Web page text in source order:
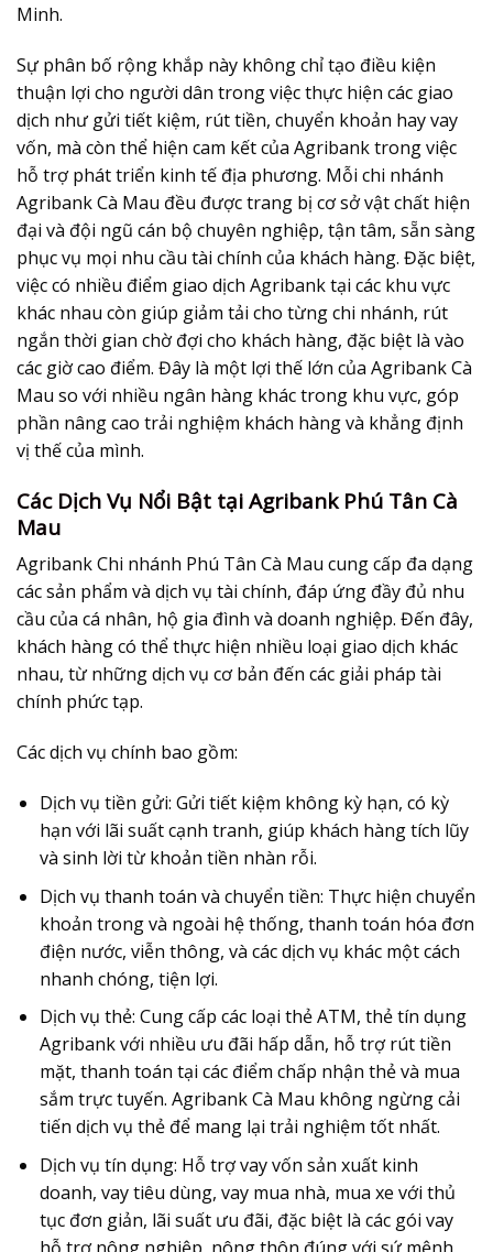
Minh.
Sự phân bố rộng khắp này không chỉ tạo điều kiện
thuận lợi cho người dân trong việc thực hiện các giao
dịch như gửi tiết kiệm, rút tiền, chuyển khoản hay vay
vốn, mà còn thể hiện cam kết của Agribank trong việc
hỗ trợ phát triển kinh tế địa phương. Mỗi chi nhánh
Agribank Cà Mau đều được trang bị cơ sở vật chất hiện
đại và đội ngũ cán bộ chuyên nghiệp, tận tâm, sẵn sàng
phục vụ mọi nhu cầu tài chính của khách hàng. Đặc biệt,
việc có nhiều điểm giao dịch Agribank tại các khu vực
khác nhau còn giúp giảm tải cho từng chi nhánh, rút
ngắn thời gian chờ đợi cho khách hàng, đặc biệt là vào
các giờ cao điểm. Đây là một lợi thế lớn của Agribank Cà
Mau so với nhiều ngân hàng khác trong khu vực, góp
phần nâng cao trải nghiệm khách hàng và khẳng định
vị thế của mình.
Các Dịch Vụ Nổi Bật tại Agribank Phú Tân Cà
Mau
Agribank Chi nhánh Phú Tân Cà Mau cung cấp đa dạng
các sản phẩm và dịch vụ tài chính, đáp ứng đầy đủ nhu
cầu của cá nhân, hộ gia đình và doanh nghiệp. Đến đây,
khách hàng có thể thực hiện nhiều loại giao dịch khác
nhau, từ những dịch vụ cơ bản đến các giải pháp tài
chính phức tạp.
Các dịch vụ chính bao gồm:
Dịch vụ tiền gửi: Gửi tiết kiệm không kỳ hạn, có kỳ
hạn với lãi suất cạnh tranh, giúp khách hàng tích lũy
và sinh lời từ khoản tiền nhàn rỗi.
Dịch vụ thanh toán và chuyển tiền: Thực hiện chuyển
khoản trong và ngoài hệ thống, thanh toán hóa đơn
điện nước, viễn thông, và các dịch vụ khác một cách
nhanh chóng, tiện lợi.
Dịch vụ thẻ: Cung cấp các loại thẻ ATM, thẻ tín dụng
Agribank với nhiều ưu đãi hấp dẫn, hỗ trợ rút tiền
mặt, thanh toán tại các điểm chấp nhận thẻ và mua
sắm trực tuyến. Agribank Cà Mau không ngừng cải
tiến dịch vụ thẻ để mang lại trải nghiệm tốt nhất.
Dịch vụ tín dụng: Hỗ trợ vay vốn sản xuất kinh
doanh, vay tiêu dùng, vay mua nhà, mua xe với thủ
tục đơn giản, lãi suất ưu đãi, đặc biệt là các gói vay